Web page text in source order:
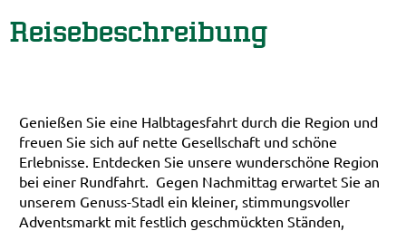
Reisebeschreibung
Genießen Sie eine Halbtagesfahrt durch die Region und
freuen Sie sich auf nette Gesellschaft und schöne
Erlebnisse. Entdecken Sie unsere wunderschöne Region
bei einer Rundfahrt. Gegen Nachmittag erwartet Sie an
unserem Genuss-Stadl ein kleiner, stimmungsvoller
Adventsmarkt mit festlich geschmückten Ständen,